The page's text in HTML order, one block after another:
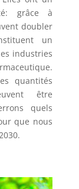
grâce à
doubler
un
industries
quantités
être
quels
que nous